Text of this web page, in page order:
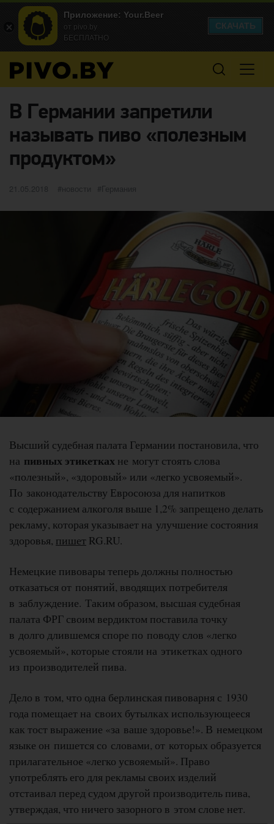
В Германии запретили
называть пиво «полезным
продуктом»
Опубликовано
21.05.2018 категории
новости Метки
Германия
Высший судебная палата Германии постановила, что
на пивных этикетках не могут стоять слова
«полезный», «здоровый» или «легко усвояемый».
По законодательству Евросоюза для напитков
с содержанием алкоголя выше 1,2% запрещено делать
рекламу, которая указывает на улучшение состояния
здоровья, пишет RG.RU.
Немецкие пивовары теперь должны полностью
отказаться от понятий, вводящих потребителя
в заблуждение. Таким образом, высшая судебная
палата ФРГ своим вердиктом поставила точку
в долго длившемся споре по поводу слов «легко
усвояемый», которые стояли на этикетках одного
из производителей пива.
Дело в том, что одна берлинская пивоварня с 1930
года помещает на своих бутылках использующееся
как тост выражение «за ваше здоровье!». В немецком
языке он пишется со словами, от которых образуется
прилагательное «легко усвояемый». Право
употреблять его для рекламы своих изделий
отстаивал перед судом другой производитель пива,
утверждая, что ничего зазорного в этом слове нет.
Приложение: Your.Beer
от pivo.by
БЕСПЛАТНО
СКАЧАТЬ